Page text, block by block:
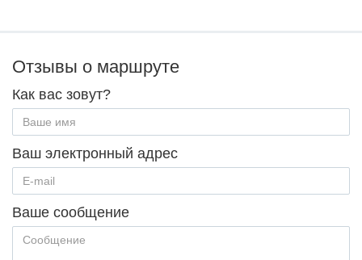
Отзывы о маршруте
Как вас зовут?
Ваш электронный адрес
Ваше сообщение